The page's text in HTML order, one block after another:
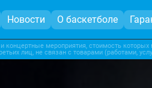
Новости О баскетболе
мероприятия, стоимость
лиц, не связан с товарами (работами,